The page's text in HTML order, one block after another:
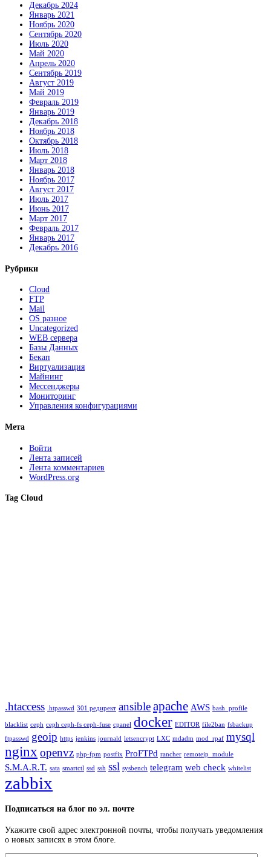
Декабрь 2024
Январь 2021
Ноябрь 2020
Сентябрь 2020
Июль 2020
Май 2020
Апрель 2020
Сентябрь 2019
Август 2019
Май 2019
Февраль 2019
Январь 2019
Декабрь 2018
Ноябрь 2018
Октябрь 2018
Июль 2018
Март 2018
Январь 2018
Ноябрь 2017
Август 2017
Июль 2017
Июнь 2017
Март 2017
Февраль 2017
Январь 2017
Декабрь 2016
Рубрики
Cloud
FTP
Mail
OS разное
Uncategorized
WEB сервера
Базы Данных
Бекап
Виртуализация
Майнинг
Мессенджеры
Мониторинг
Управления конфигурациями
Мета
Войти
Лента записей
Лента комментариев
WordPress.org
Tag Cloud
.htaccess .htpasswd 301 редирект ansibleapache AWS bash_profile
blacklist ceph ceph ceph-fs ceph-fuse cpanel docker EDITOR file2ban fsbackup
ftpasswd geoip https jenkins journald letsencrypt LXC mdadm mod_rpaf mysql
nginx openvz php-fpm postfix ProFTPd rancher remoteip_module
S.M.A.R.T. sata smartctl ssd ssh ssl sysbench telegram web check whitelist
zabbix
Подписаться на блог по эл. почте
Укажите свой адрес электронной почты, чтобы получать уведомления
о новых записях в этом блоге.